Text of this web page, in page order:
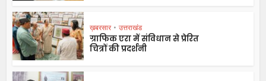
ख़बरसार • उत्तराखंड
ग्राफिक एरा में संविधान से प्रेरित
चित्रों की प्रदर्शनी